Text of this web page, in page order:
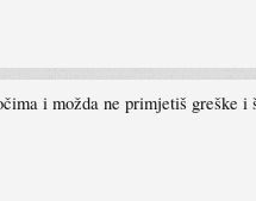
i možda ne primjetiš greške i